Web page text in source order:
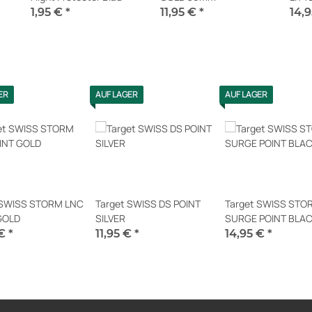
1,95 € *
11,95 € *
No6
STORM LNC
*
AUF LAGER
Target SWISS DS POINT
SILVER
11,95 € *
AUF LAGER
Target SWISS
SURGE POINT
14,95 € *